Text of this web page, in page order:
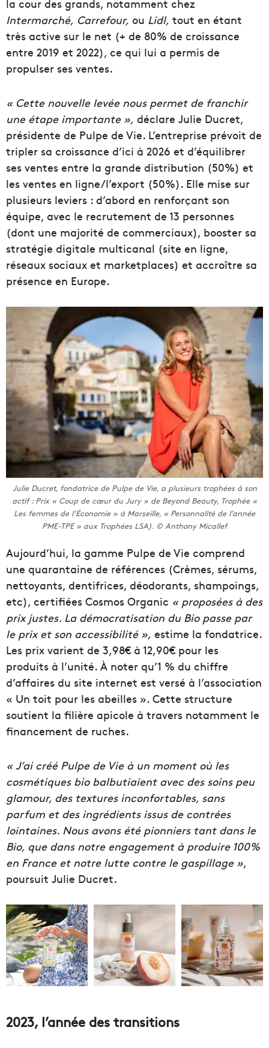
la cour des grands, notamment chez
Intermarché, Carrefour, ou Lidl, tout en étant
très active sur le net (+ de 80% de croissance
entre 2019 et 2022), ce qui lui a permis de
propulser ses ventes.
« Cette nouvelle levée nous permet de franchir
une étape importante », déclare Julie Ducret,
présidente de Pulpe de Vie. L’entreprise prévoit de
tripler sa croissance d’ici à 2026 et d’équilibrer
ses ventes entre la grande distribution (50%) et
les ventes en ligne/l’export (50%). Elle mise sur
plusieurs leviers : d’abord en renforçant son
équipe, avec le recrutement de 13 personnes
(dont une majorité de commerciaux), booster sa
stratégie digitale multicanal (site en ligne,
réseaux sociaux et marketplaces) et accroître sa
présence en Europe.
Julie Ducret, fondatrice de Pulpe de Vie, a plusieurs trophées à son
actif : Prix « Coup de cœur du Jury » de Beyond Beauty, Trophée «
Les femmes de l’Économie » à Marseille, « Personnalité de l’année
PME-TPE » aux Trophées LSA). © Anthony Micallef
Aujourd’hui, la gamme Pulpe de Vie comprend
une quarantaine de références (Crèmes, sérums,
nettoyants, dentifrices, déodorants, shampoings,
etc), certifiées Cosmos Organic « proposées à des
prix justes. La démocratisation du Bio passe par
le prix et son accessibilité », estime la fondatrice.
Les prix varient de 3,98€ à 12,90€ pour les
produits à l’unité. À noter qu’1 % du chiffre
d’affaires du site internet est versé à l’association
« Un toit pour les abeilles ». Cette structure
soutient la filière apicole à travers notamment le
financement de ruches.
« J’ai créé Pulpe de Vie à un moment où les
cosmétiques bio balbutiaient avec des soins peu
glamour, des textures inconfortables, sans
parfum et des ingrédients issus de contrées
lointaines. Nous avons été pionniers tant dans le
Bio, que dans notre engagement à produire 100%
en France et notre lutte contre le gaspillage »,
poursuit Julie Ducret.
2023, l’année des transitions